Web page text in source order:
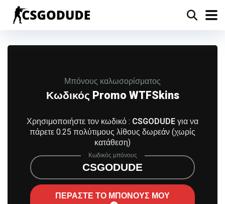
Μπόνους καλωσορίσματος
Κωδικός Promo WTFSkins
Χρησιμοποιήστε τον κωδικό : CSGODUDE για να
πάρετε 0.25 πολύτιμους λίθους δωρεάν (χωρίς
κατάθεση)
Κωδικός μπόνους
CSGODUDE
ΠΕΡΑΣΤΕ ΤΟ ΜΠΟΝΟΥΣ ΜΟΥ